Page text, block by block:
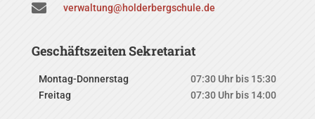
 verwaltung@holderbergschule.de
Geschäftszeiten Sekretariat
Montag-Donnerstag
07:30 Uhr bis 15:30
Freitag
07:30 Uhr bis 14:00